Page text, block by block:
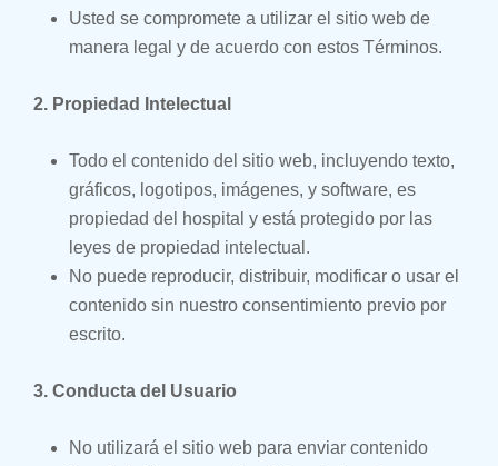
Usted se compromete a utilizar el sitio web de
manera legal y de acuerdo con estos Términos.
2. Propiedad Intelectual
Todo el contenido del sitio web, incluyendo texto,
gráficos, logotipos, imágenes, y software, es
propiedad del hospital y está protegido por las
leyes de propiedad intelectual.
No puede reproducir, distribuir, modificar o usar el
contenido sin nuestro consentimiento previo por
escrito.
3. Conducta del Usuario
No utilizará el sitio web para enviar contenido